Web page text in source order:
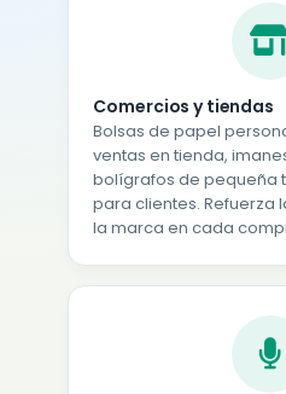
Comercios y tiendas
Bolsas de papel
ventas en tienda,
bolígrafos de pequeña
para clientes. Refuerza
la marca en cada